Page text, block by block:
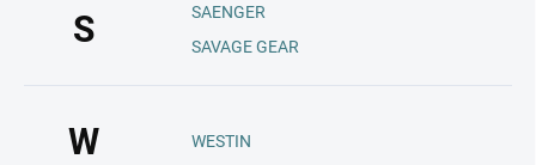
S
SAENGER
SAVAGE GEAR
W WESTIN